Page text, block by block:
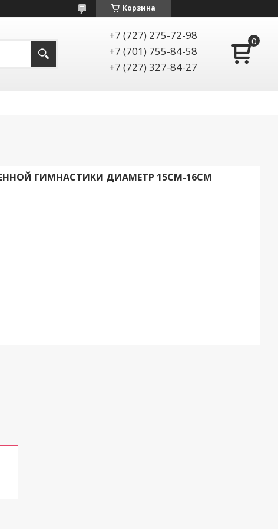
Корзина
+7 (727) 275-72-98
+7 (701) 755-84-58
+7 (727) 327-84-27
ГИМНАСТИКИ ДИАМЕТР 15СМ-16СМ